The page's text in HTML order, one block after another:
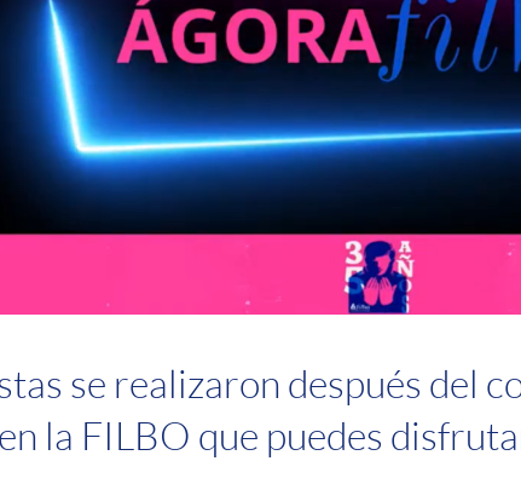
se realizaron después del
la FILBO que puedes